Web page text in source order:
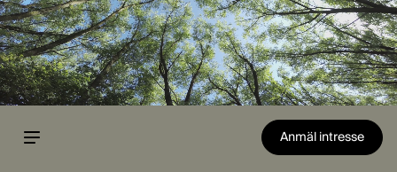
Anmäl intresse